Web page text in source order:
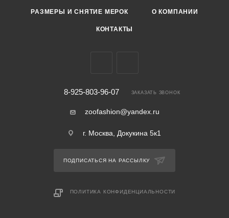
РАЗМЕРЫ И СНЯТИЕ МЕРОК О КОМПАНИИ
КОНТАКТЫ
8-925-803-96-07 ЗАКАЗАТЬ ЗВОНОК
zoofashion@yandex.ru
г. Москва, Докукина 5к1
ПОДПИСАТЬСЯ НА РАССЫЛКУ
ПОЛИТИКА КОНФИДЕНЦИАЛЬНОСТИ